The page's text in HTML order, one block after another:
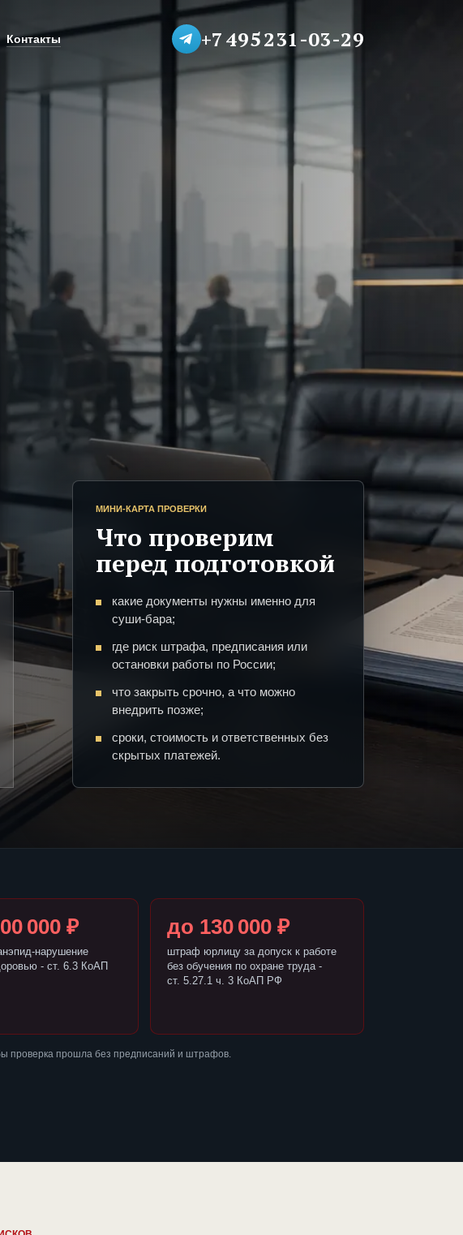
Контакты +7 495 231-03-29
МИНИ-КАРТА ПРОВЕРКИ
Что проверим
перед подготовкой
какие документы нужны именно для
суши-бара;
где риск штрафа, предписания или
остановки работы по России;
что закрыть срочно, а что можно
внедрить позже;
сроки, стоимость и ответственных без
скрытых платежей.
000 ₽
нарушение
- ст. 6.3 КоАП
до 130 000 ₽
штраф юрлицу за допуск к работе
без обучения по охране труда -
ст. 5.27.1 ч. 3 КоАП РФ
проверка прошла без предписаний и штрафов.